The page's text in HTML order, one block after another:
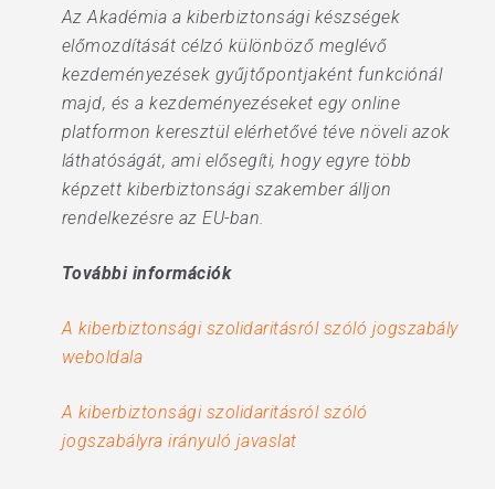
Az Akadémia a kiberbiztonsági készségek
előmozdítását célzó különböző meglévő
kezdeményezések gyűjtőpontjaként funkciónál
majd, és a kezdeményezéseket egy online
platformon keresztül elérhetővé téve növeli azok
láthatóságát, ami elősegíti, hogy egyre több
képzett kiberbiztonsági szakember álljon
rendelkezésre az EU-ban.
További információk
A kiberbiztonsági szolidaritásról szóló jogszabály
weboldala
A kiberbiztonsági szolidaritásról szóló
jogszabályra irányuló javaslat